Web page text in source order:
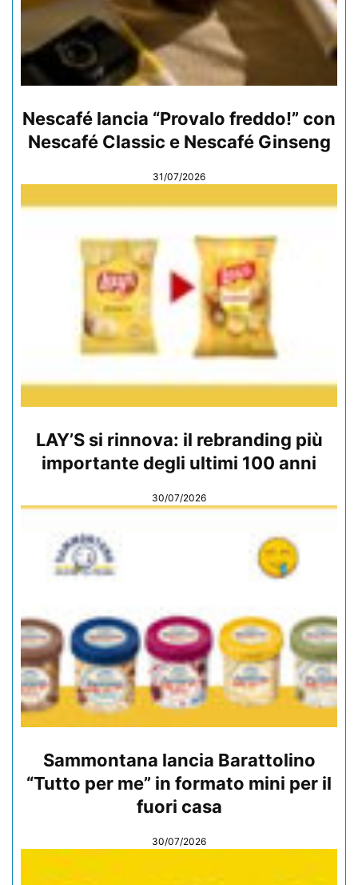
Nescafé lancia “Provalo freddo!” con
Nescafé Classic e Nescafé Ginseng
31/07/2026
LAY’S si rinnova: il rebranding più
importante degli ultimi 100 anni
30/07/2026
Sammontana lancia Barattolino
“Tutto per me” in formato mini per il
fuori casa
30/07/2026